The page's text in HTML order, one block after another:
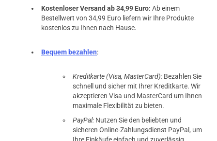
Kostenloser Versand ab 34,99 Euro: Ab einem
Bestellwert von 34,99 Euro liefern wir Ihre Produkte
kostenlos zu Ihnen nach Hause.
Bequem bezahlen:
Kreditkarte (Visa, MasterCard): Bezahlen Sie
schnell und sicher mit Ihrer Kreditkarte. Wir
akzeptieren Visa und MasterCard um Ihnen
maximale Flexibilität zu bieten.
PayPal: Nutzen Sie den beliebten und
sicheren Online-Zahlungsdienst PayPal, um